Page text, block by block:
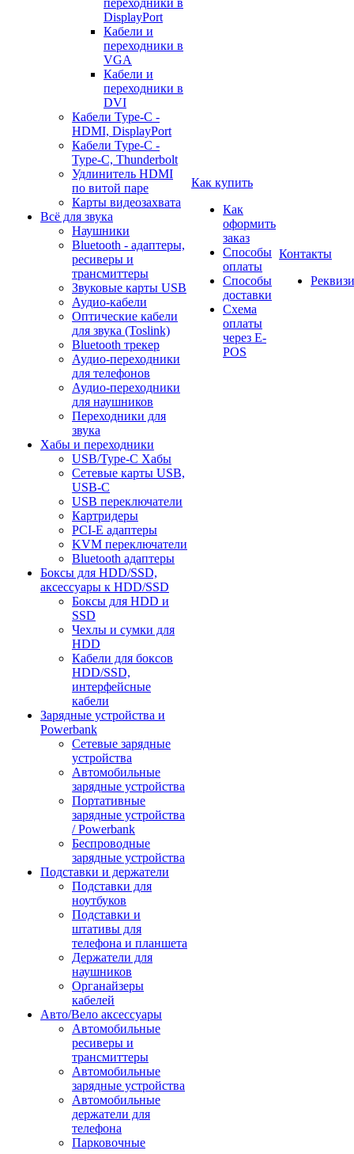
переходники в
DisplayPort
Кабели и
переходники в
VGA
Кабели и
переходники в
DVI
Кабели Type-C -
HDMI, DisplayPort
Кабели Type-C -
Type-C, Thunderbolt
Удлинитель HDMI
по витой паре
Карты видеозахвата
Всё для звука
Наушники
Bluetooth - адаптеры,
ресиверы и
трансмиттеры
Звуковые карты USB
Аудио-кабели
Оптические кабели
для звука (Toslink)
Bluetooth трекер
Аудио-переходники
для телефонов
Аудио-переходники
для наушников
Переходники для
звука
Хабы и переходники
USB/Type-C Хабы
Сетевые карты USB,
USB-C
USB переключатели
Картридеры
PCI-E адаптеры
KVM переключатели
Bluetooth адаптеры
Боксы для HDD/SSD,
аксессуары к HDD/SSD
Боксы для HDD и
SSD
Чехлы и сумки для
HDD
Кабели для боксов
HDD/SSD,
интерфейсные
кабели
Зарядные устройства и
Powerbank
Сетевые зарядные
устройства
Автомобильные
зарядные устройства
Портативные
зарядные устройства
/ Powerbank
Беспроводные
зарядные устройства
Подставки и держатели
Подставки для
ноутбуков
Подставки и
штативы для
телефона и планшета
Держатели для
наушников
Органайзеры
кабелей
Авто/Вело аксессуары
Автомобильные
ресиверы и
трансмиттеры
Автомобильные
зарядные устройства
Автомобильные
держатели для
телефона
Парковочные
Как купить
Как
оформить
заказ
Способы
оплаты
Способы
доставки
Схема
оплаты
через E-
POS
Контакты